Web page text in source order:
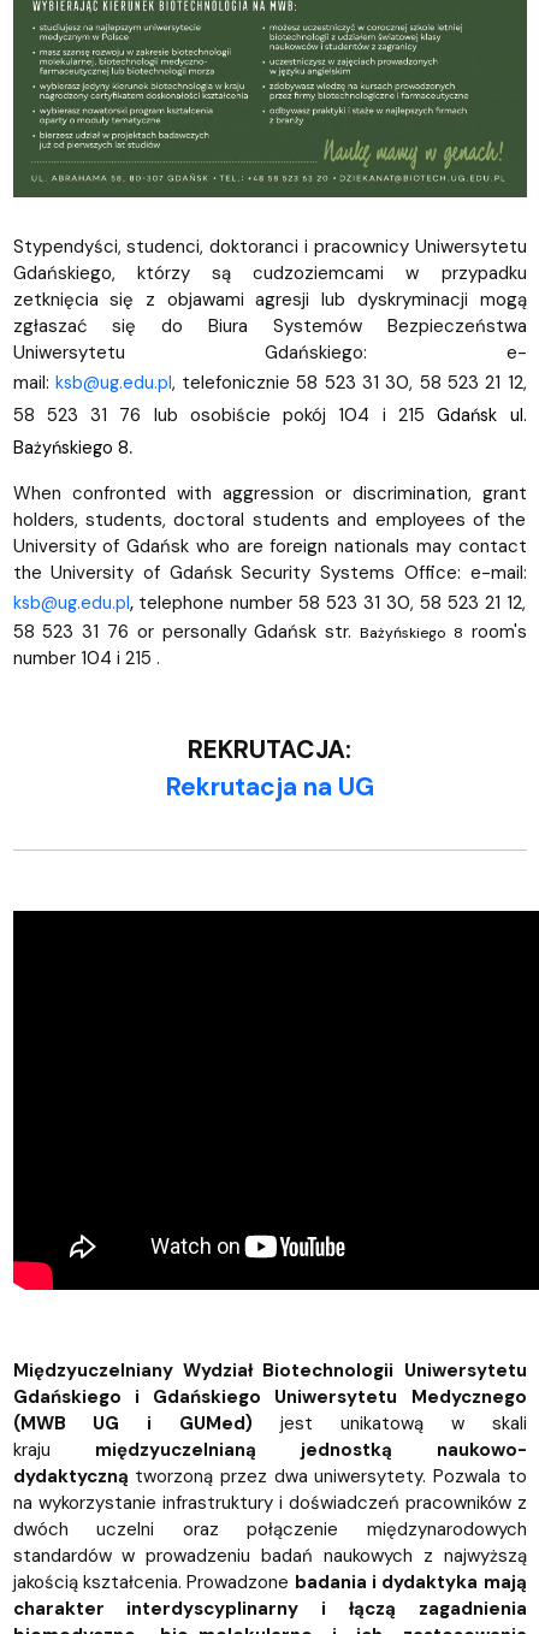
Stypendyści, studenci, doktoranci i pracownicy Uniwersytetu
Gdańskiego, którzy są cudzoziemcami w przypadku
zetknięcia się z objawami agresji lub dyskryminacji mogą
zgłaszać się do Biura Systemów Bezpieczeństwa
Uniwersytetu Gdańskiego: e-
mail: ksb@ug.edu.pl, telefonicznie 58 523 31 30, 58 523 21 12,
58 523 31 76 lub osobiście pokój 104 i 215Gdańsk ul.
Bażyńskiego 8.
When confronted with aggression or discrimination, grant
holders, students, doctoral students and employees of the
University of Gdańsk who are foreign nationals may contact
the University of Gdańsk Security Systems Office: e-mail:
ksb@ug.edu.pl,telephone number 58 523 31 30, 58 523 21 12,
58 523 31 76 or personally Gdańsk str. Bażyńskiego 8 room's
number 104 i 215 .
REKRUTACJA:
Rekrutacja na UG
Międzyuczelniany Wydział Biotechnologii Uniwersytetu
Gdańskiego i Gdańskiego Uniwersytetu Medycznego
(MWB UG i GUMed) jest unikatową w skali
kraju międzyuczelnianą jednostką naukowo-
dydaktyczną tworzoną przez dwa uniwersytety. Pozwala to
na wykorzystanie infrastruktury i doświadczeń pracowników z
dwóch uczelni oraz połączenie międzynarodowych
standardów w prowadzeniu badań naukowych z najwyższą
jakością kształcenia. Prowadzone badania i dydaktyka mają
charakter interdyscyplinarny i łączą zagadnienia